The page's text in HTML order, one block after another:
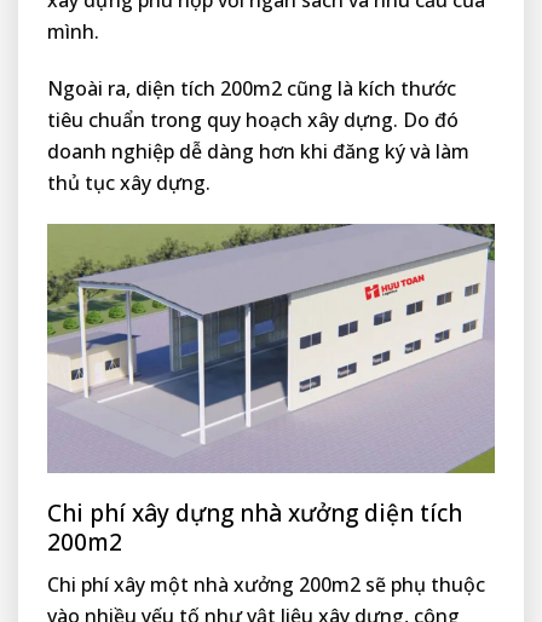
mình.
Ngoài ra, diện tích 200m2 cũng là kích thước
tiêu chuẩn trong quy hoạch xây dựng. Do đó
doanh nghiệp dễ dàng hơn khi đăng ký và làm
thủ tục xây dựng.
Chi phí xây dựng nhà xưởng diện tích
200m2
Chi phí xây một nhà xưởng 200m2 sẽ phụ thuộc
vào nhiều yếu tố như vật liệu xây dựng, công